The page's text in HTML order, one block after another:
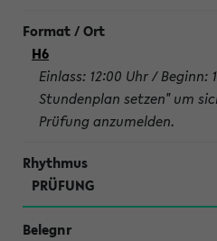
H6
Einlass: 12:00 Uhr / Beginn:
Stundenplan setzen" um
Prüfung anzumelden.
PRÜFUNG